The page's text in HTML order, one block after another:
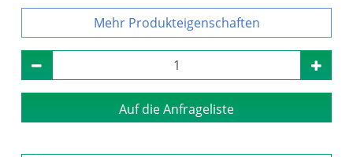
Produkteigenschaften
Auf die Anfrageliste